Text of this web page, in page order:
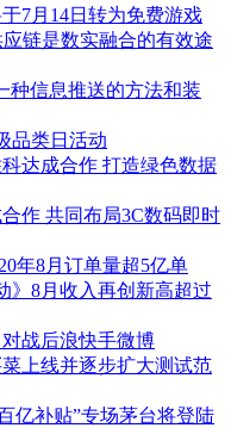
7月14日转为免费游戏
链是数实融合的有效途
种信息推送的方法和装
品类日活动
达成合作 打造绿色数据
作 共同布局3C数码即时
年8月订单量超5亿单
》8月收入再创新高超过
战后浪快手微博
上线并逐步扩大测试范
亿补贴”专场茅台将登陆